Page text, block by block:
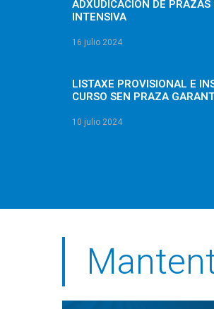
ADXUDICACIÓN DE PRAZAS
INTENSIVA
16 julio 2024
LISTAXE PROVISIONAL E
CURSO SEN PRAZA
10 julio 2024